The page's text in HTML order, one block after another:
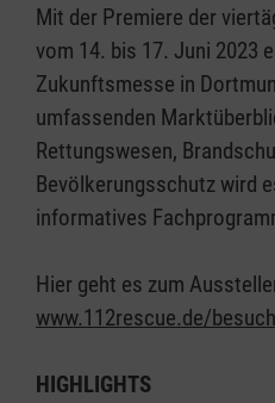
Mit der Premiere der
vom 14. bis 17. Juni 2023
Zukunftsmesse in
umfassenden
Rettungswesen,
Bevölkerungsschutz wird
informatives
Hier geht es zum
www.112rescue.de/
HIGHLIGHTS